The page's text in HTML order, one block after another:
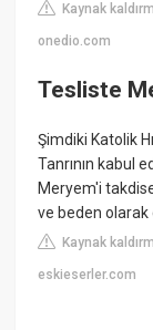
Kaynak
onedio.com
Tesliste
Şimdiki Katolik
Tanrının kabul
Meryem'i
ve beden olarak
Kaynak
eskieserler.com